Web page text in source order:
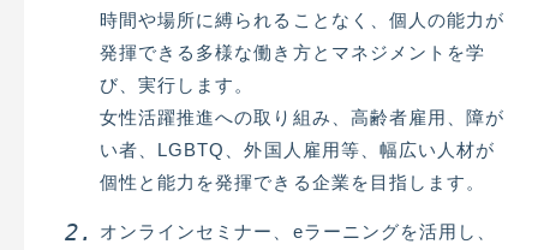
時間や場所に縛られることなく、個人の能力が
発揮できる多様な働き方とマネジメントを学
び、実行します。
女性活躍推進への取り組み、高齢者雇用、障が
い者、LGBTQ、外国人雇用等、幅広い人材が
個性と能力を発揮できる企業を目指します。
オンラインセミナー、eラーニングを活用し、